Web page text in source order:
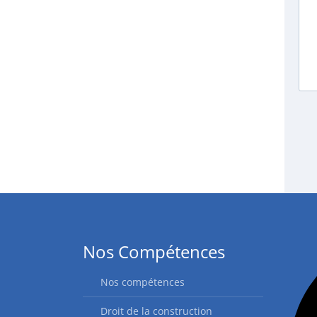
Nos Compétences
Nos compétences
Droit de la construction